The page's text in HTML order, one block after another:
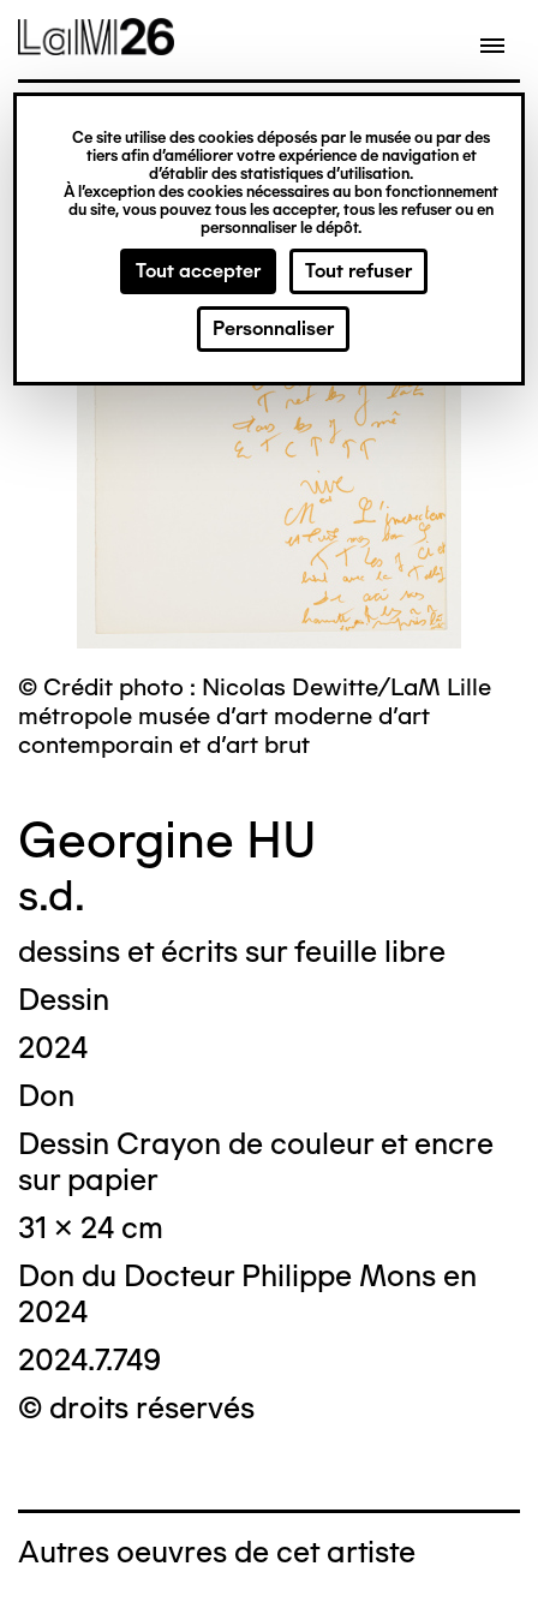
Gestion des cookies
Ce site utilise des cookies déposés par le musée ou par des
tiers afin d’améliorer votre expérience de navigation et
d’établir des statistiques d’utilisation.
À l’exception des cookies nécessaires au bon fonctionnement
du site, vous pouvez tous les accepter, tous les refuser ou en
personnaliser le dépôt.
Tout accepter Tout refuser
Personnaliser
contenu
© Crédit photo : Nicolas Dewitte/LaM Lille
métropole musée d’art moderne d’art
contemporain et d’art brut
Georgine HU
s.d.
dessins et écrits sur feuille libre
Dessin
2024
Don
Dessin Crayon de couleur et encre
sur papier
31 x 24 cm
Don du Docteur Philippe Mons en
2024
2024.7.749
© droits réservés
Autres oeuvres de cet artiste